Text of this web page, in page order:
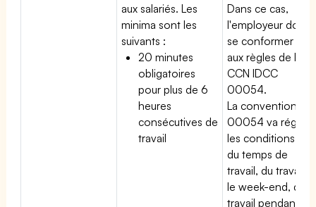
aux salariés. Les
minima sont les
suivants :
20 minutes
obligatoires
pour plus de 6
heures
consécutives de
travail
Dans ce cas,
l'employeur doit
se conformer
aux règles de la
CCN IDCC
00054.
La convention
00054 va régir
les conditions
du temps de
travail, du travail
le week-end, du
travail pendant